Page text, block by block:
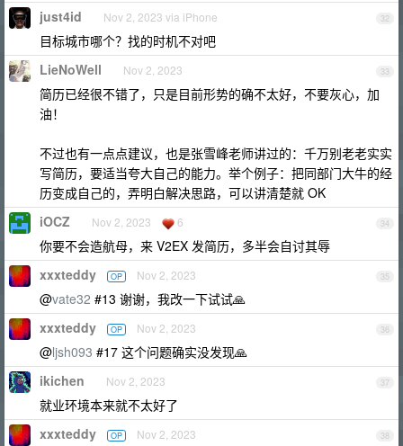
32
just4id Nov 2, 2023 via iPhone
目标城市哪个？找的时机不对吧
33
LieNoWell Nov 2, 2023
简历已经很不错了，只是目前形势的确不太好，不要灰心，加
油！
不过也有一点点建议，也是张雪峰老师讲过的：千万别老老实实
写简历，要适当夸大自己的能力。举个例子：把同部门大牛的经
历变成自己的，弄明白解决思路，可以讲清楚就 OK
34
iOCZ Nov 2, 2023 6
你要不会造航母，来 V2EX 发简历，多半会自讨其辱
35
xxxteddy OP Nov 2, 2023
@vate32 #13 谢谢，我改一下试试🙏
36
xxxteddy OP Nov 2, 2023
@ljsh093 #17 这个问题确实没发现🙏
37
ikichen Nov 2, 2023
就业环境本来就不太好了
38
xxxteddy OP Nov 2, 2023